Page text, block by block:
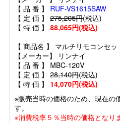
【 品 番 】 RUF-VS1615SAW
【 定 価 】 275,205円(税込)
【 特 価 】 88,065円(税込)
【 商品名 】 マルチリモコンセッ
【メーカー】 リンナイ
【 品 番 】 MBC-120V
【 定 価 】 28,140円(税込)
【 特 価 】 14,070円(税込)
※販売当時の価格のため、現在の
す。
※消費税率５％当時の価格となり